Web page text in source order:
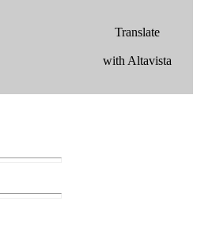
Translate
with Altavista